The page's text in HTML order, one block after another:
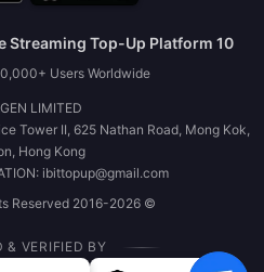
10 Years Trusted Game & Live Streaming Top-Up Platform
Users Worldwide
LIMITED
Tower II, 625 Nathan Road, Mong Kok,
Hong Kong
ibittopup@gmail.com
© 2016-2026 BitTopup. All Rights Reserved.
& VERIFIED BY